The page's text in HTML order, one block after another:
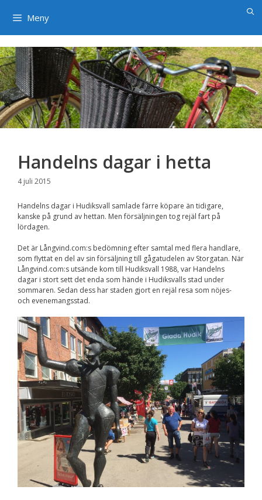
Meny
Handelns dagar i hetta
4 juli 2015
Handelns dagar i Hudiksvall samlade färre köpare än tidigare,
kanske på grund av hettan. Men försäljningen tog rejäl fart på
lördagen.
Det är Långvind.com:s bedömning efter samtal med flera handlare,
som flyttat en del av sin försäljning till gågatudelen av Storgatan. När
Långvind.com:s utsände kom till Hudiksvall 1988, var Handelns
dagar i stort sett det enda som hände i Hudiksvalls stad under
sommaren. Sedan dess har staden gjort en rejäl resa som nöjes-
och evenemangsstad.
×
Nödvändiga
Dessa kakor går
inte att välja
hemsidan över
huvud taget
ska fungera.
Statistik
För att vi ska
kunna
förbättra
hemsidans
funktionalitet
och
uppbyggnad,
baserat på
hemsidan
används.